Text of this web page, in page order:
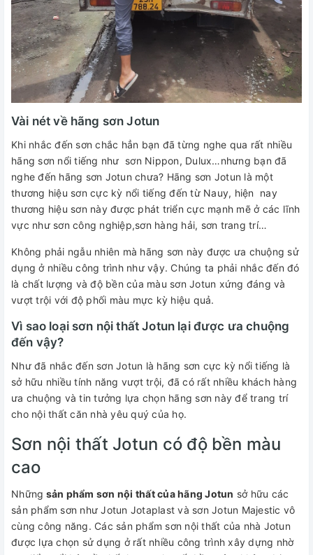
Vài nét về hãng sơn Jotun
Khi nhắc đến sơn chắc hẳn bạn đã từng nghe qua rất nhiều
hãng sơn nổi tiếng như sơn Nippon, Dulux…nhưng bạn đã
nghe đến hãng sơn Jotun chưa? Hãng sơn Jotun là một
thương hiệu sơn cực kỳ nổi tiếng đến từ Nauy, hiện nay
thương hiệu sơn này được phát triển cực mạnh mẽ ở các lĩnh
vực như sơn công nghiệp,sơn hàng hải, sơn trang trí…
Không phải ngẫu nhiên mà hãng sơn này được ưa chuộng sử
dụng ở nhiều công trình như vậy. Chúng ta phải nhắc đến đó
là chất lượng và độ bền của màu sơn Jotun xứng đáng và
vượt trội với độ phối màu mực kỳ hiệu quả.
Vì sao loại sơn nội thất Jotun lại được ưa chuộng
đến vậy?
Như đã nhắc đến sơn Jotun là hãng sơn cực kỳ nổi tiếng là
sở hữu nhiều tính năng vượt trội, đã có rất nhiều khách hàng
ưa chuộng và tin tưởng lựa chọn hãng sơn này để trang trí
cho nội thất căn nhà yêu quý của họ.
Sơn nội thất Jotun có độ bền màu
cao
Những sản phẩm sơn nội thất của hãng Jotun sở hữu các
sản phẩm sơn như Jotun Jotaplast và sơn Jotun Majestic vô
cùng công năng. Các sản phẩm sơn nội thất của nhà Jotun
được lựa chọn sử dụng ở rất nhiều công trình xây dựng nhờ